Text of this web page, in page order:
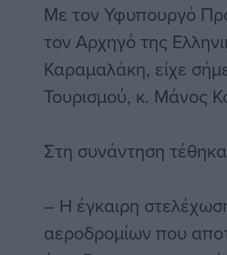
Με τον Υφυπουργό
τον Αρχηγό της
Καραμαλάκη, είχε
Τουρισμού, κ. Μάνος
Στη συνάντηση
– Η έγκαιρη
αεροδρομίων που